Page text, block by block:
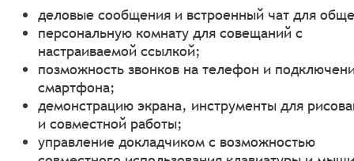
деловые сообщения и встроенный чат для
персональную комнату для совещаний с
настраиваемой ссылкой;
позможность звонков на телефон и
смартфона;
демонстрацию экрана, инструменты для
и совместной работы;
управление докладчиком с возможностью